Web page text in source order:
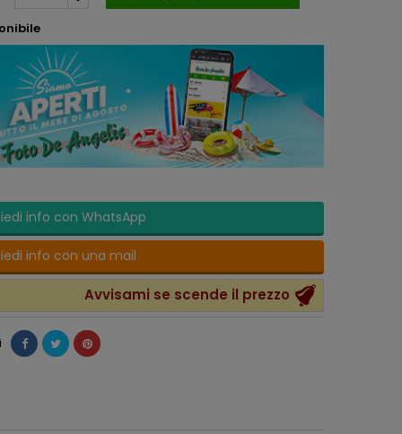
info con WhatsApp
info con una mail
Avvisami se scende il prezzo